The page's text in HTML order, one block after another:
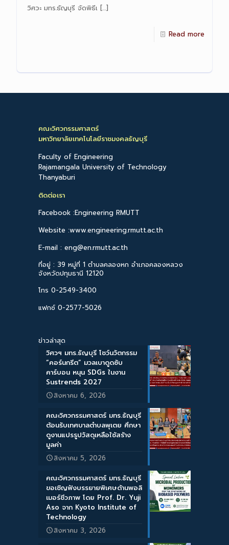
วิศวะ มทร.ธัญบุรี จัดพิธีเ […]
Read more
คณะวิศวกรรมศาสตร์
มหาวิทยาลัยเทคโนโลยีราชมงคลธัญบุรี
Faculty of Engineering
Rajamangala University of Technology
Thanyaburi
ติดต่อเรา
Facebook :Engineering RMUTT
Website :www.engineering.rmutt.ac.th
E-mail : eng@en.rmutt.ac.th
ที่อยู่ : 39 หมู่ที่ 1 ตำบลคลองหก อำเภอคลองหลวง
จังหวัดปทุมธานี 12120
โทร 0-2549-3400
แฟกซ์ 0-2577-5026
ข่าวล่าสุด
วิศวฯ มทร.ธัญบุรี โชว์นวัตกรรม
“คอร์นกรีต” มวลเบาดูดซับ
คาร์บอน หนุน SDGs ในงาน
Sustrends 2027
สิงหาคม 6, 2026
คณะวิศวกรรมศาสตร์ มทร.ธัญบุรี
ต้อนรับเทศบาลตำบลพุเตย ศึกษา
ดูงานแปรรูปวัสดุเหลือใช้สร้าง
มูลค่า
สิงหาคม 5, 2026
คณะวิศวกรรมศาสตร์ มทร.ธัญบุรี
ขอเชิญฟังบรรยายพิเศษด้านพอลิ
เมอร์ชีวภาพ โดย Prof. Dr. Yuji
Aso จาก Kyoto Institute of
Technology
สิงหาคม 3, 2026